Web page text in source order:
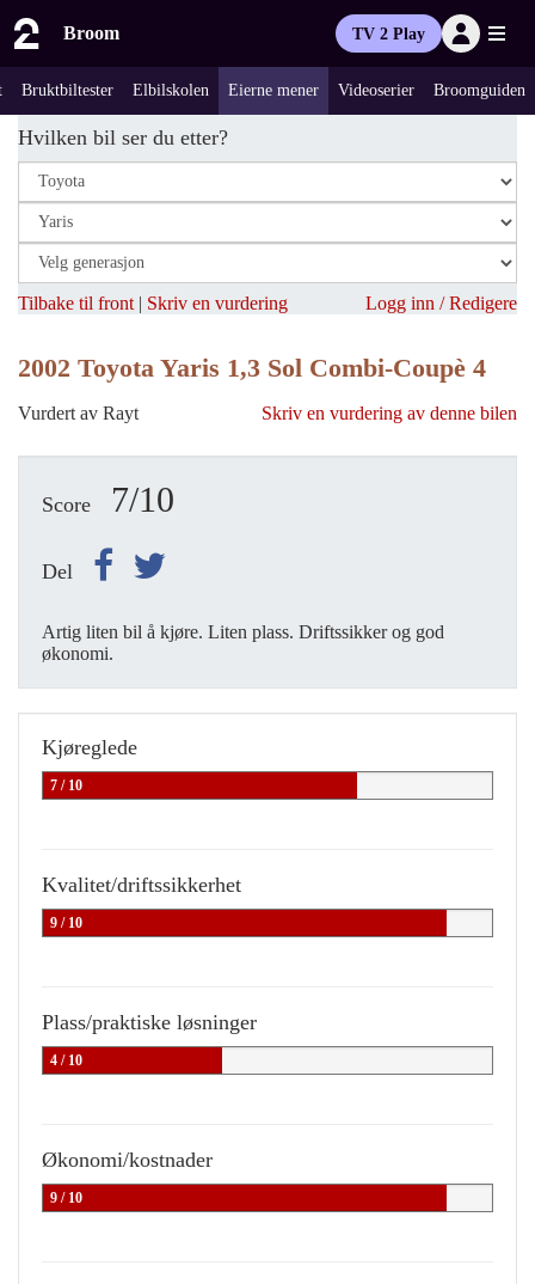
Broom TV 2 Play
Bruktbiltester Elbilskolen Eierne mener Videoserier Broomguiden
Hvilken bil ser du etter?
Tilbake til front | Skriv en vurdering Logg inn / Redigere
2002 Toyota Yaris 1,3 Sol Combi-Coupè 4
Vurdert av Rayt Skriv en vurdering av denne bilen
Score 7/10
Del
Artig liten bil å kjøre. Liten plass. Driftssikker og god
økonomi.
Kjøreglede
7 / 10
Kvalitet/driftssikkerhet
9 / 10
Plass/praktiske løsninger
4 / 10
Økonomi/kostnader
9 / 10